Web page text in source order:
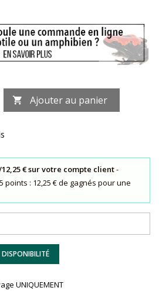
 Ajouter au panier
€ sur votre compte client-
points : 12,25 € de gagnés pour une
DISPONIBILITÉ
UNIQUEMENT